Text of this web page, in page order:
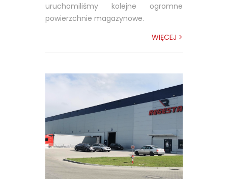
uruchomiliśmy kolejne ogromne
powierzchnie magazynowe.
WIĘCEJ >